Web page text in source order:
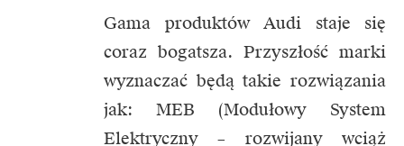
Gama produktów Audi staje się
coraz bogatsza. Przyszłość marki
wyznaczać będą takie rozwiązania
jak: MEB (Modułowy System
Elektryczny – rozwijany wciąż